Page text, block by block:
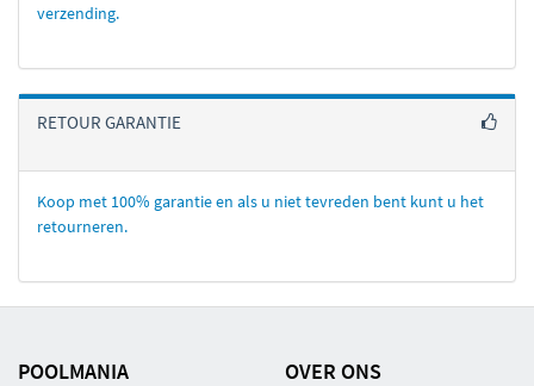
verzending.
RETOUR GARANTIE
Koop met 100% garantie en als u niet tevreden bent kunt u het
retourneren.
POOLMANIA OVER ONS